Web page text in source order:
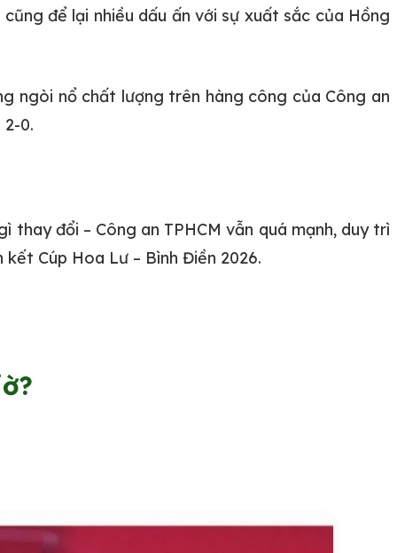
để lại nhiều dấu ấn với sự xuất sắc của Hồng
ngòi nổ chất lượng trên hàng công của Công an
0.
đổi – Công an TPHCM vẫn quá mạnh, duy trì
Cúp Hoa Lư – Bình Điền 2026.